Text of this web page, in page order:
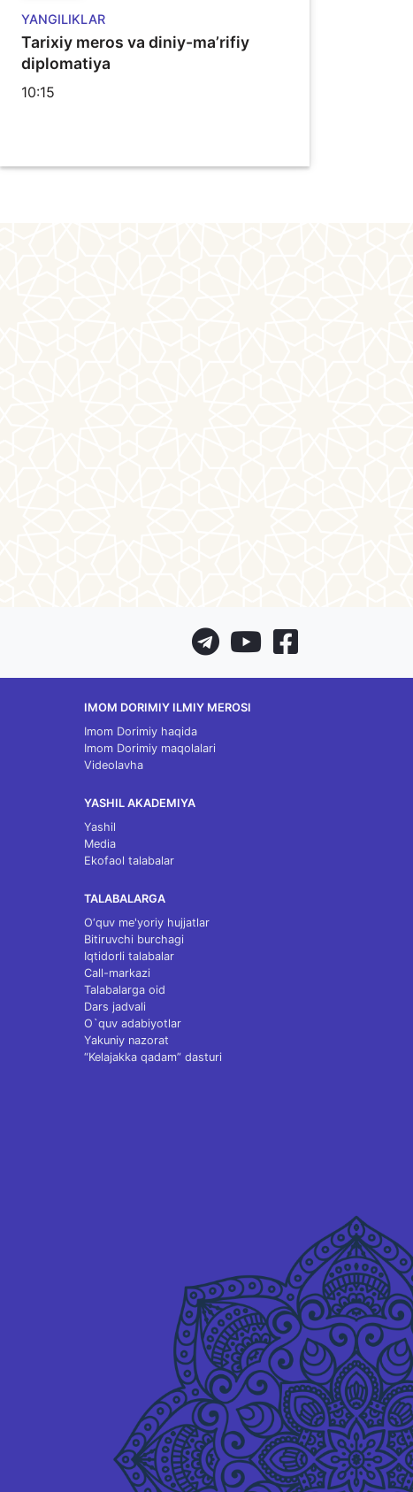
YANGILIKLAR
Tarixiy meros va diniy-ma’rifiy
diplomatiya
10:15
IMOM DORIMIY ILMIY MEROSI
Imom Dorimiy haqida
Imom Dorimiy maqolalari
Videolavha
YASHIL AKADEMIYA
Yashil
Media
Ekofaol talabalar
TALABALARGA
O‘quv me'yoriy hujjatlar
Bitiruvchi burchagi
Iqtidorli talabalar
Call-markazi
Talabalarga oid
Dars jadvali
O`quv adabiyotlar
Yakuniy nazorat
“Kelajakka qadam” dasturi